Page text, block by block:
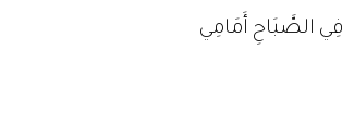
الصَّبَاحِ أَمَامِي